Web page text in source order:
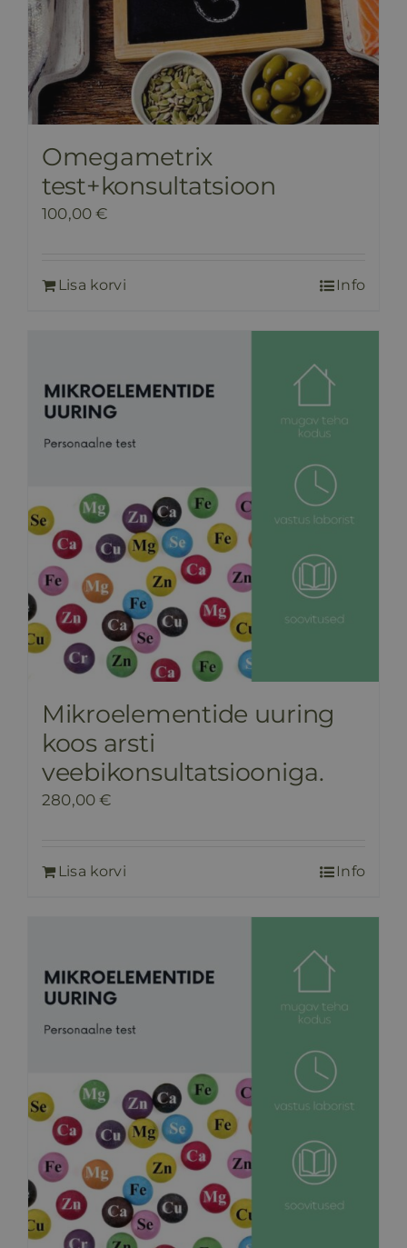
Omegametrix
test+konsultatsioon
100,00€
Lisa korvi Info
Mikroelementide uuring
koos arsti
veebikonsultatsiooniga.
280,00€
Lisa korvi Info